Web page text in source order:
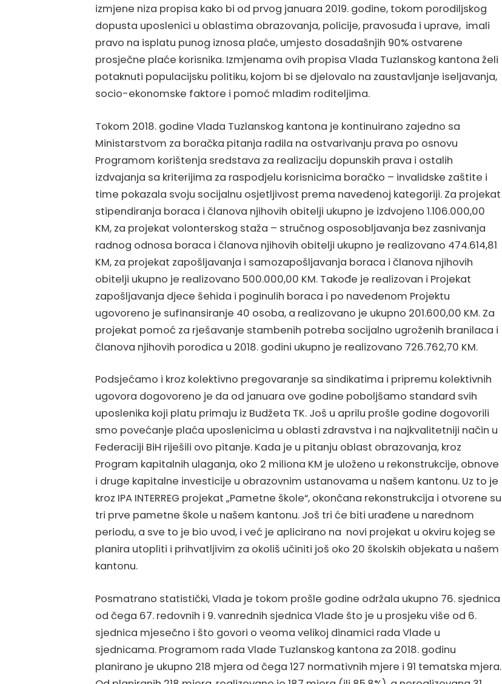
izmjene niza propisa kako bi od prvog januara 2019. godine, tokom porodiljskog
dopusta uposlenici u oblastima obrazovanja, policije, pravosuđa i uprave, imali
pravo na isplatu punog iznosa plaće, umjesto dosadašnjih 90% ostvarene
prosječne plaće korisnika. Izmjenama ovih propisa Vlada Tuzlanskog kantona želi
potaknuti populacijsku politiku, kojom bi se djelovalo na zaustavljanje iseljavanja,
socio-ekonomske faktore i pomoć mladim roditeljima.
Tokom 2018. godine Vlada Tuzlanskog kantona je kontinuirano zajedno sa
Ministarstvom za boračka pitanja radila na ostvarivanju prava po osnovu
Programom korištenja sredstava za realizaciju dopunskih prava i ostalih
izdvajanja sa kriterijima za raspodjelu korisnicima boračko – invalidske zaštite i
time pokazala svoju socijalnu osjetljivost prema navedenoj kategoriji. Za projekat
stipendiranja boraca i članova njihovih obitelji ukupno je izdvojeno 1.106.000,00
KM, za projekat volonterskog staža – stručnog osposobljavanja bez zasnivanja
radnog odnosa boraca i članova njihovih obitelji ukupno je realizovano 474.614,81
KM, za projekat zapošljavanja i samozapošljavanja boraca i članova njihovih
obitelji ukupno je realizovano 500.000,00 KM. Takođe je realizovan i Projekat
zapošljavanja djece šehida i poginulih boraca i po navedenom Projektu
ugovoreno je sufinansiranje 40 osoba, a realizovano je ukupno 201.600,00 KM. Za
projekat pomoć za rješavanje stambenih potreba socijalno ugroženih branilaca i
članova njihovih porodica u 2018. godini ukupno je realizovano 726.762,70 KM.
Podsjećamo i kroz kolektivno pregovaranje sa sindikatima i pripremu kolektivnih
ugovora dogovoreno je da od januara ove godine poboljšamo standard svih
uposlenika koji platu primaju iz Budžeta TK. Još u aprilu prošle godine dogovorili
smo povećanje plaća uposlenicima u oblasti zdravstva i na najkvalitetniji način u
Federaciji BiH riješili ovo pitanje. Kada je u pitanju oblast obrazovanja, kroz
Program kapitalnih ulaganja, oko 2 miliona KM je uloženo u rekonstrukcije, obnove
i druge kapitalne investicije u obrazovnim ustanovama u našem kantonu. Uz to je
kroz IPA INTERREG projekat „Pametne škole“, okončana rekonstrukcija i otvorene su
tri prve pametne škole u našem kantonu. Još tri će biti urađene u narednom
periodu, a sve to je bio uvod, i već je aplicirano na novi projekat u okviru kojeg se
planira utopliti i prihvatljivim za okoliš učiniti još oko 20 školskih objekata u našem
kantonu.
Posmatrano statistički, Vlada je tokom prošle godine održala ukupno 76. sjednica
od čega 67. redovnih i 9. vanrednih sjednica Vlade što je u prosjeku više od 6.
sjednica mjesečno i što govori o veoma velikoj dinamici rada Vlade u
sjednicama. Programom rada Vlade Tuzlanskog kantona za 2018. godinu
planirano je ukupno 218 mjera od čega 127 normativnih mjere i 91 tematska mjera.